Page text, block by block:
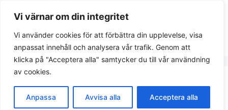
Vi värnar om din integritet
Vi använder cookies för att förbättra din upplevelse, visa
anpassat innehåll och analysera vår trafik. Genom att
klicka på "Acceptera alla" samtycker du till vår användning
av cookies.
Anpassa Avvisa alla Acceptera alla
Integritetspolicy
© 2026 Sök bostad.